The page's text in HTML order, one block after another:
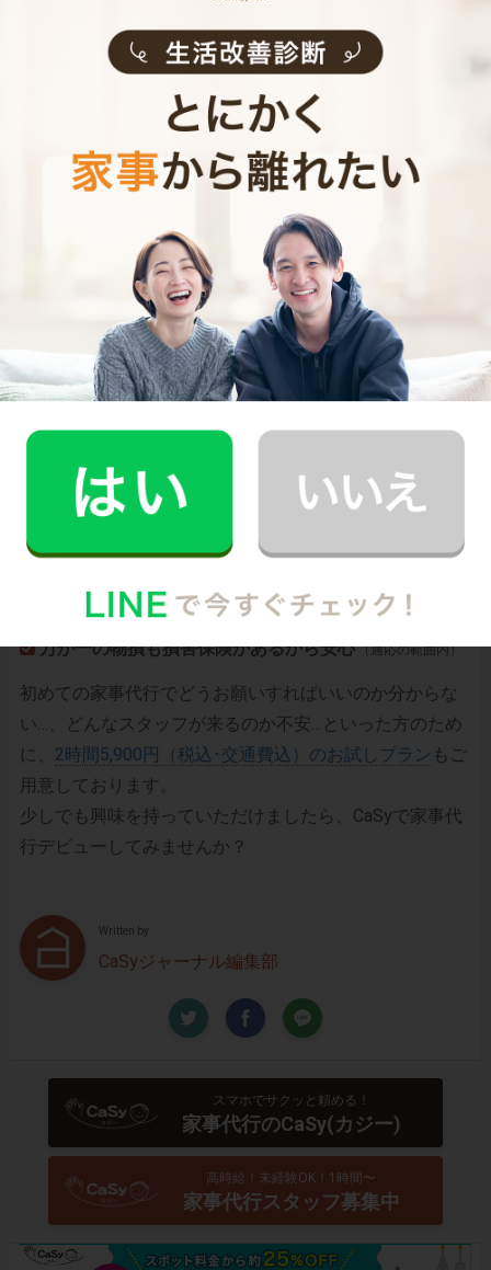
インテリアを話し合うのも良いですね。
お財布と心が笑顔になるクラウド家事代行
CaSy（カジー）のご案内
タン･便利･あんしんなお掃除代行･お料理代行サービスで
シンプルでお財布に優しい料金体系
スマホだけで24時間365日依頼可能
スタッフ･お客様双方への本人確認で安全
万が一の物損も損害保険があるから安心（適応の範囲内）
初めての家事代行でどうお願いすればいいのか分からな
い…、どんなスタッフが来るのか不安…といった方のため
に、 2時間5,900円（税込･交通費込）のお試しプラン もご
用意しております。
少しでも興味を持っていただけましたら、CaSyで家事代
行デビューしてみませんか？
Written by
CaSyジャーナル編集部
スマホでサクッと頼める！
家事代行のCaSy(カジー)
高時給！未経験OK！1時間〜
家事代行スタッフ募集中